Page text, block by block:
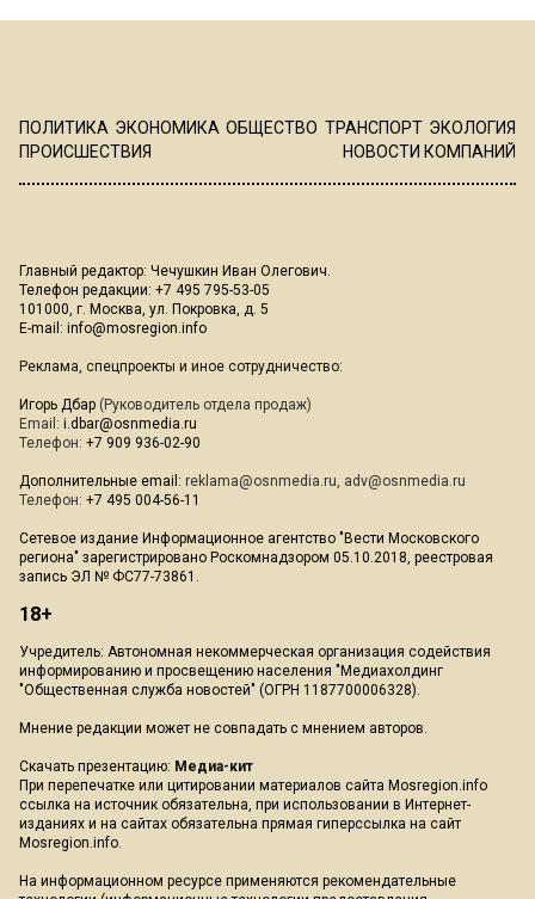
ПОЛИТИКА ЭКОНОМИКА ОБЩЕСТВО ТРАНСПОРТ ЭКОЛОГИЯ
ПРОИСШЕСТВИЯ
НОВОСТИ КОМПАНИЙ
Главный редактор: Чечушкин Иван Олегович.
Телефон редакции: +7 495 795-53-05
101000, г. Москва, ул. Покровка, д. 5
E-mail: info@mosregion.info
Реклама, спецпроекты и иное сотрудничество:
Игорь Дбар (Руководитель отдела продаж)
Email: i.dbar@osnmedia.ru
Телефон: +7 909 936-02-90
Дополнительные email: reklama@osnmedia.ru, adv@osnmedia.ru
Телефон: +7 495 004-56-11
Сетевое издание Информационное агентство "Вести Московского
региона" зарегистрировано Роскомнадзором 05.10.2018, реестровая
запись ЭЛ № ФС77-73861.
18+
Учредитель: Автономная некоммерческая организация содействия
информированию и просвещению населения "Медиахолдинг
"Общественная служба новостей" (ОГРН 1187700006328).
Мнение редакции может не совпадать с мнением авторов.
Скачать презентацию: Медиа-кит
При перепечатке или цитировании материалов сайта Mosregion.info
ссылка на источник обязательна, при использовании в Интернет-
изданиях и на сайтах обязательна прямая гиперссылка на сайт
Mosregion.info.
На информационном ресурсе применяются рекомендательные